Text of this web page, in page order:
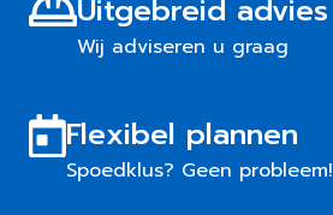
Uitgebreid advies
Wij adviseren u graag
Flexibel plannen
Spoedklus? Geen probleem!